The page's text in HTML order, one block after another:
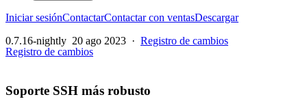
Iniciar sesiónContactarContactar con ventasDescargar
0.7.16-nightly 20 ago 2023 · Registro de cambios
Registro de cambios
Soporte SSH más robusto